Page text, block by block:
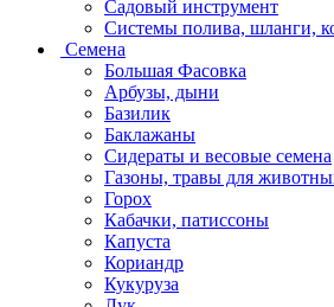
Садовый инструмент
Системы полива, шланги,
Семена
Большая Фасовка
Арбузы, дыни
Базилик
Баклажаны
Сидераты и весовые семена
Газоны, травы для
Горох
Кабачки, патиссоны
Капуста
Кориандр
Кукуруза